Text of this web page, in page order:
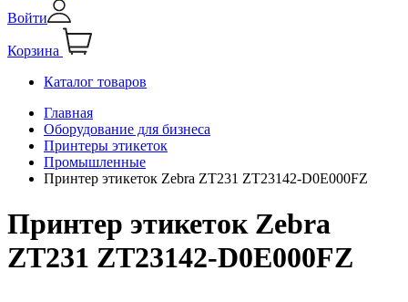
Войти
Корзина
Каталог товаров
Главная
Оборудование для бизнеса
Принтеры этикеток
Промышленные
Принтер этикеток Zebra ZT231 ZT23142-D0E000FZ
Принтер этикеток Zebra
ZT231 ZT23142-D0E000FZ